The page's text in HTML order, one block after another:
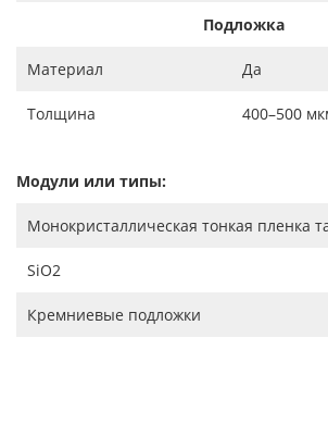
Подложка
Материал Да
Толщина 400–500
Модули или типы:
Монокристаллическая тонкая пленка
SiO2
Кремниевые подложки